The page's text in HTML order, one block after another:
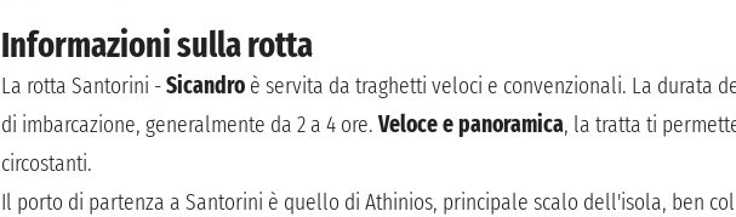
Informazioni sulla rotta
La rotta Santorini -Sicandro è servita da traghetti veloci e convenzionali. La durata
di imbarcazione, generalmente da 2 a 4 ore. Veloce e panoramica, la tratta ti
circostanti.
Il porto di partenza a Santorini è quello di Athinios, principale scalo dell'isola, ben